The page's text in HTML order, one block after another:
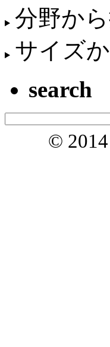
分野か
サイズ
search
©